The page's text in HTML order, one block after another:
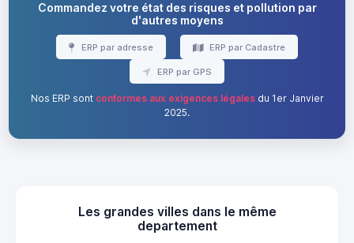
Commandez votre état des risques et pollution par
d'autres moyens
ERP par adresse ERP par Cadastre
ERP par GPS
Nos ERP sont conformes aux exigences légalesdu 1er Janvier
2025.
Les grandes villes dans le même
departement